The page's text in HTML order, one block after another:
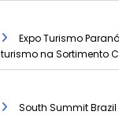
Expo Turismo
turismo na Sortimento
South Summit Brazil